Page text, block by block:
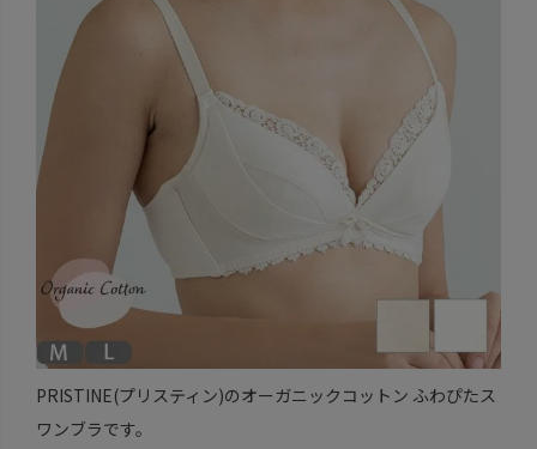
PRISTINE(プリスティン)のオーガニックコットン ふわぴたス
ワンブラです。